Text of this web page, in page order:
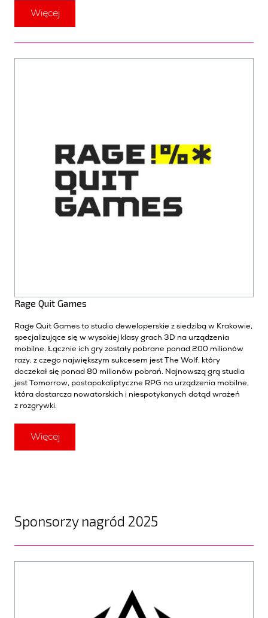
Więcej
Rage Quit Games
Rage Quit Games to studio deweloperskie z siedzibą w Krakowie,
specjalizujące się w wysokiej klasy grach 3D na urządzenia
mobilne. Łącznie ich gry zostały pobrane ponad 200 milionów
razy, z czego największym sukcesem jest The Wolf, który
doczekał się ponad 80 milionów pobrań. Najnowszą grą studia
jest Tomorrow, postapokaliptyczne RPG na urządzenia mobilne,
która dostarcza nowatorskich i niespotykanych dotąd wrażeń
z rozgrywki.
Więcej
Sponsorzy nagród 2025